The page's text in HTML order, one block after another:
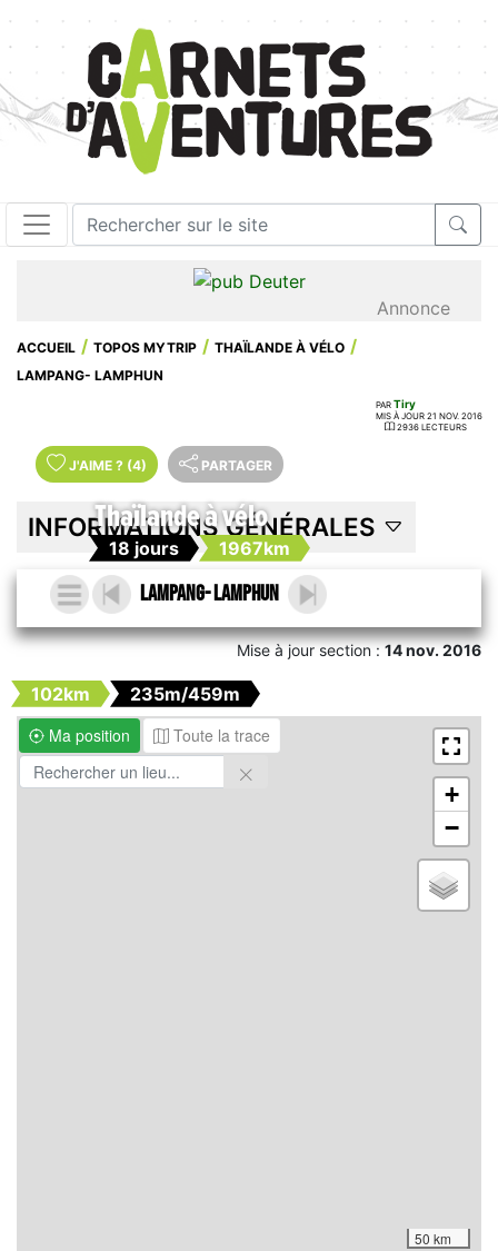
Annonce
ACCUEIL TOPOS MYTRIP
THAÏLANDE À VÉLO
LAMPANG- LAMPHUN
Thaïlande à vélo
18 jours 1967km
PAR Tiry
MIS À JOUR 21 NOV. 2016
2936 LECTEURS
J'AIME ? (4) PARTAGER
INFORMATIONS GÉNÉRALES
Lampang- Lamphun
Mise à jour section :14 nov. 2016
102km
235m/459m
Ma position
Toute la trace
+
−
50 km